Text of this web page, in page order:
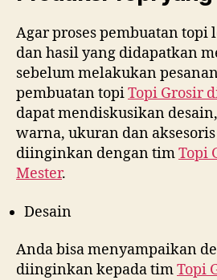
Agar proses pembuatan topi
dan hasil yang didapatkan
sebelum melakukan
pembuatan topiTopi Grosir
dapat mendiskusikan
warna, ukuran dan
diinginkan dengan timTopi
Mester.
Desain
Anda bisa menyampaikan
diinginkan kepada timTopi